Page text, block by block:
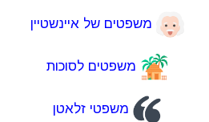
משפטים של איינשטיין
משפטים לסוכות
משפטי זלאטן